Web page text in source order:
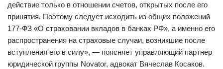
действие только в отношении счетов, открытых после его
принятия. Поэтому следует исходить из общих положений
177-ФЗ «О страховании вкладов в банках РФ», а именно его
распространения на страховые случаи, возникшие после
вступления его в силу», — поясняет управляющий партнер
юридической группы Novator, адвокат Вячеслав Косаков.